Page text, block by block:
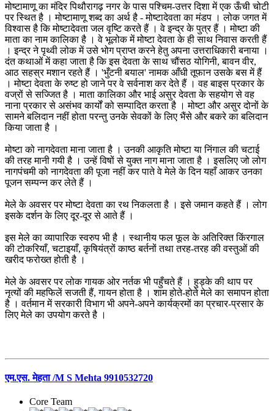
मोष्टामाणू का मंदिर पिथौरागढ़ नगर के पास पश्चिम-उत्तर दिशा में एक ऊँची चोटी
पर स्थित है । मोष्टामाणू शब्द का अर्थ है - मोष्टादेवता का मंडप । लोक जगत में
विश्वास है कि मोष्टादेवता जल वृष्टि करते हैं । वे इन्द्र के पुत्र हैं । मोष्टा की
माता का नाम कालिका है । वे भूलोक में मोष्टा देवता के ही साथ निवास करती हैं
। इन्द्र ने पृथ्वी लोक में उसे भोग प्राप्त करने हेतु अपना उत्तराधिकारी बनाया ।
दंत कथाओं में कहा जाता है कि इस देवता के साथ चौंसठ योगिनी, बावन वीर,
आठ सहस्र मशान रहते हैं । 'भुँटनी बयाल' नामक आँधी तूफान उसके बस में हैं
। मोष्टा देवता के रुष्ट हो जाने पर वे सर्वनाश कर देते हैं । वह बाइस प्रकार के
वज्रों से सज्जित है । माता कालिका और भाई असुर देवता के सहयोग से वह
नाना प्रकार से असंभव कार्यों को सम्पादित करता है । मोष्टा और असुर दोनों के
सामने बलिदान नहीं होता परन्तु उनके सेवकों के लिए भैंसे और बकरे का बलिदान
किया जाता है ।
मोष्टा को नागदेवता माना जाता है । उनकी आकृति मोष्टा या निंगाल की चटाई
की तरह मानी गयी है । उन्हें विषों से युक्त नाग माना जाता है । इसलिए जो लोग
नागपंचमी को नागदेवता की पूजा नहीं कर पाते वे मेले के दिन यहाँ आकर उनका
पूजन सम्पन्न कर लेते हैं ।
मेले के अवसर पर मोष्टा देवता का रथ निकलता है । इसे जमान कहते हैं । लोग
इसके दर्शन के लिए दूर-दूर से आते हैं ।
इस मेले का व्यापारिक स्वरुप भी है । स्थानीय फल फूल के अतिरिक्त किंरगाल
की टोकरियाँ, चटाइयाँ, कृषियंत्रों काष्ठ बर्तनों तथा तरह-तरह की वस्तुओं की
खरीद फरोख्त होती है ।
मेले के अवसर पर लोक गायक ओर नर्तक भी पहुँचते हैं । हुड़के की थाप पर
नृत्यों की महफिलें सजती हैं, गायन होता है । शाम होते-होते मेले का समापन होता
है । वर्तमान में सरकारी विभाग भी अपने-अपने कार्यक्रमों का प्रचार-प्रसार के
लिए मेले का उपयोग करते है ।
एम.एस. मेहता /M S Mehta 9910532720
Core Team